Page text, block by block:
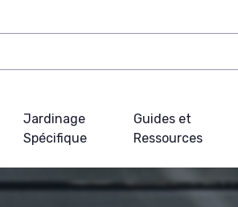
Jardinage
Spécifique
Guides et
Ressources